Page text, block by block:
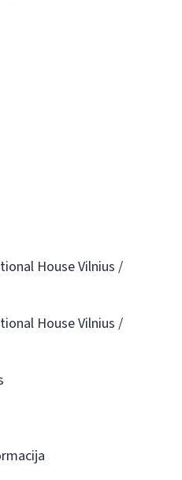
House Vilnius /
House Vilnius /